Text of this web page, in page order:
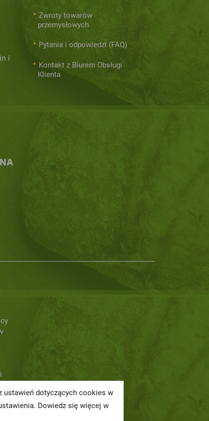
i
Zwroty towarów
przemysłowych
Pytania i odpowiedzi (FAQ)
Kontakt z Biurem Obsługi
Klienta
ustawień dotyczących cookies w
Dowiedz się więcej w